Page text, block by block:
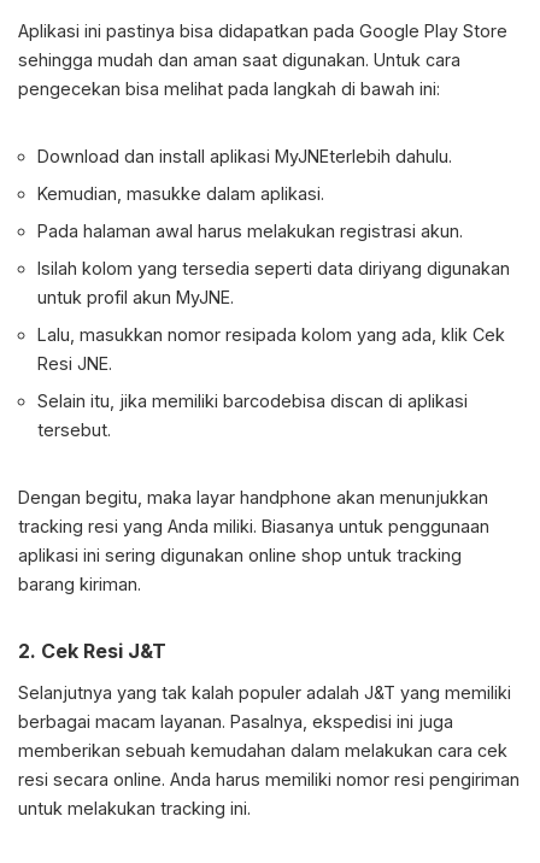
Aplikasi ini pastinya bisa didapatkan pada Google Play Store
sehingga mudah dan aman saat digunakan. Untuk cara
pengecekan bisa melihat pada langkah di bawah ini:
Download dan install aplikasi MyJNEterlebih dahulu.
Kemudian, masukke dalam aplikasi.
Pada halaman awal harus melakukan registrasi akun.
Isilah kolom yang tersedia seperti data diriyang digunakan
untuk profil akun MyJNE.
Lalu, masukkan nomor resipada kolom yang ada, klik Cek
Resi JNE.
Selain itu, jika memiliki barcodebisa discan di aplikasi
tersebut.
Dengan begitu, maka layar handphone akan menunjukkan
tracking resi yang Anda miliki. Biasanya untuk penggunaan
aplikasi ini sering digunakan online shop untuk tracking
barang kiriman.
2. Cek Resi J&T
Selanjutnya yang tak kalah populer adalah J&T yang memiliki
berbagai macam layanan. Pasalnya, ekspedisi ini juga
memberikan sebuah kemudahan dalam melakukan cara cek
resi secara online. Anda harus memiliki nomor resi pengiriman
untuk melakukan tracking ini.